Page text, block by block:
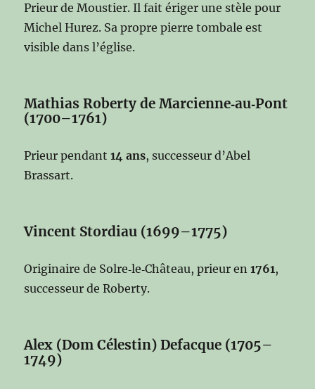
Prieur de Moustier. Il fait ériger une stèle pour
Michel Hurez. Sa propre pierre tombale est
visible dans l’église.
Mathias Roberty de Marcienne‑au‑Pont
(1700–1761)
Prieur pendant14 ans, successeur d’Abel
Brassart.
Vincent Stordiau (1699–1775)
Originaire de Solre‑le‑Château, prieur en1761,
successeur de Roberty.
Alex (Dom Célestin) Defacque (1705–
1749)